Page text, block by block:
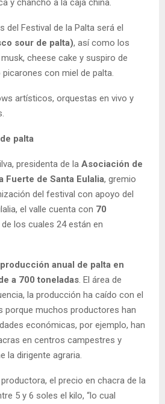
y chancho a la caja china.
del Festival de la Palta será el
sour de palta), así como los
cheese cake y suspiro de
con miel de palta.
artísticos, orquestas en vivo y
palta
presidenta de la Asociación de
Fuerte de Santa Eulalia, gremio
del festival con apoyo del
el valle cuenta con 70
de los cuales 24 están en
producción anual de palta en
a 700 toneladas. El área de
la producción ha caído con el
porque muchos productores han
económicas, por ejemplo, han
en centros campestres y
la dirigente agraria.
el precio en chacra de la
5 y 6 soles el kilo, “lo cual